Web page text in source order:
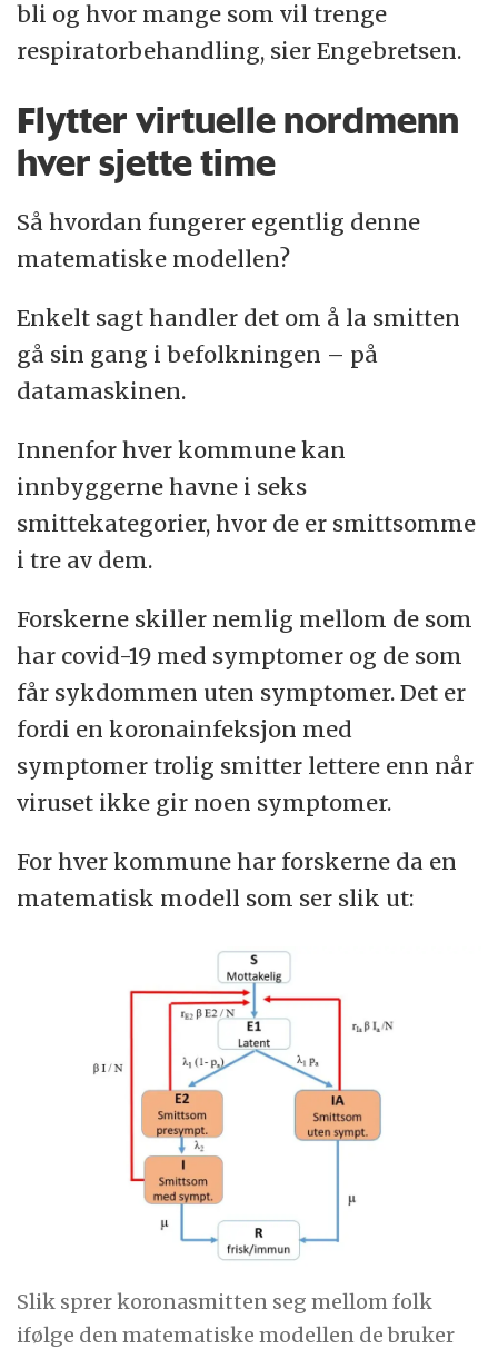
bli og hvor mange som vil trenge
respiratorbehandling, sier Engebretsen.
Flytter virtuelle nordmenn
hver sjette time
Så hvordan fungerer egentlig denne
matematiske modellen?
Enkelt sagt handler det om å la smitten
gå sin gang i befolkningen – på
datamaskinen.
Innenfor hver kommune kan
innbyggerne havne i seks
smittekategorier, hvor de er smittsomme
i tre av dem.
Forskerne skiller nemlig mellom de som
har covid-19 med symptomer og de som
får sykdommen uten symptomer. Det er
fordi en koronainfeksjon med
symptomer trolig smitter lettere enn når
viruset ikke gir noen symptomer.
For hver kommune har forskerne da en
matematisk modell som ser slik ut:
Slik sprer koronasmitten seg mellom folk
ifølge den matematiske modellen de bruker